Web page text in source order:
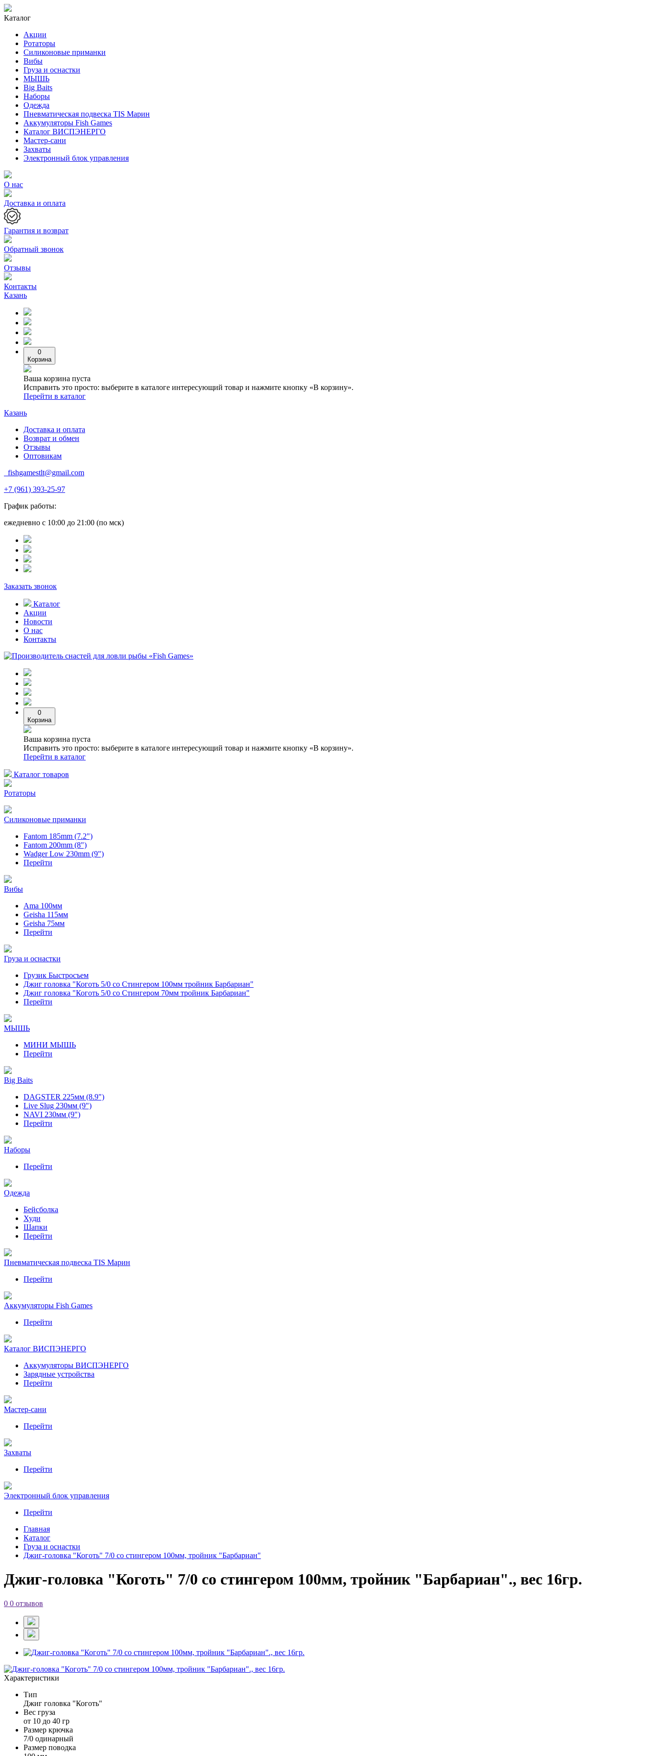
Каталог
Акции
Ротаторы
Силиконовые приманки
Вибы
Груза и оснастки
МЫШЬ
Big Baits
Наборы
Одежда
Пневматическая подвеска TIS Марин
Аккумуляторы Fish Games
Каталог ВИСПЭНЕРГО
Мастер-сани
Захваты
Электронный блок управления
О нас
Доставка и оплата
Гарантия и возврат
Обратный звонок
Отзывы
Контакты
Казань
0
Корзина
Ваша корзина пуста
Исправить это просто: выберите в каталоге интересующий товар и нажмите кнопку «В корзину».
Перейти в каталог
Казань
Доставка и оплата
Возврат и обмен
Отзывы
Оптовикам
fishgamestlt@gmail.com
+7 (961) 393-25-97
График работы:
ежедневно с 10:00 до 21:00 (по мск)
Заказать звонок
Каталог
Акции
Новости
О нас
Контакты
0
Корзина
Ваша корзина пуста
Исправить это просто: выберите в каталоге интересующий товар и нажмите кнопку «В корзину».
Перейти в каталог
Каталог товаров
Ротаторы
Силиконовые приманки
Fantom 185mm (7.2")
Fantom 200mm (8")
Wadger Low 230mm (9")
Перейти
Вибы
Ama 100мм
Geisha 115мм
Geisha 75мм
Перейти
Груза и оснастки
Грузик Быстросъем
Джиг головка "Коготь 5/0 со Стингером 100мм тройник Барбариан"
Джиг головка "Коготь 5/0 со Стингером 70мм тройник Барбариан"
Перейти
МЫШЬ
МИНИ МЫШЬ
Перейти
Big Baits
DAGSTER 225мм (8.9")
Live Slug 230мм (9")
NAVI 230мм (9")
Перейти
Наборы
Перейти
Одежда
Бейсболка
Худи
Шапки
Перейти
Пневматическая подвеска TIS Марин
Перейти
Аккумуляторы Fish Games
Перейти
Каталог ВИСПЭНЕРГО
Аккумуляторы ВИСПЭНЕРГО
Зарядные устройства
Перейти
Мастер-сани
Перейти
Захваты
Перейти
Электронный блок управления
Перейти
Главная
Каталог
Груза и оснастки
Джиг-головка "Коготь" 7/0 со стингером 100мм, тройник "Барбариан"
Джиг-головка "Коготь" 7/0 со стингером 100мм, тройник "Барбариан"., вес 16гр.
0 0 отзывов
Характеристики
Тип
Джиг головка "Коготь"
Вес груза
от 10 до 40 гр
Размер крючка
7/0 одинарный
Размер поводка